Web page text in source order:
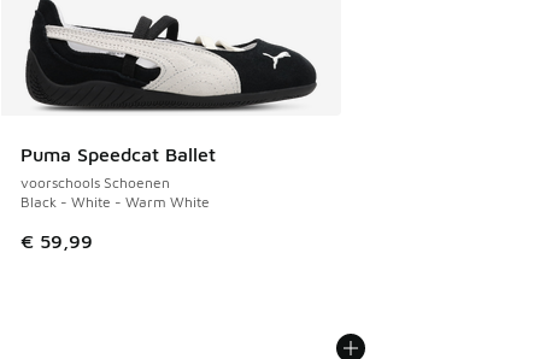
Puma Speedcat Ballet
voorschools Schoenen
Black - White - Warm White
€ 59,99